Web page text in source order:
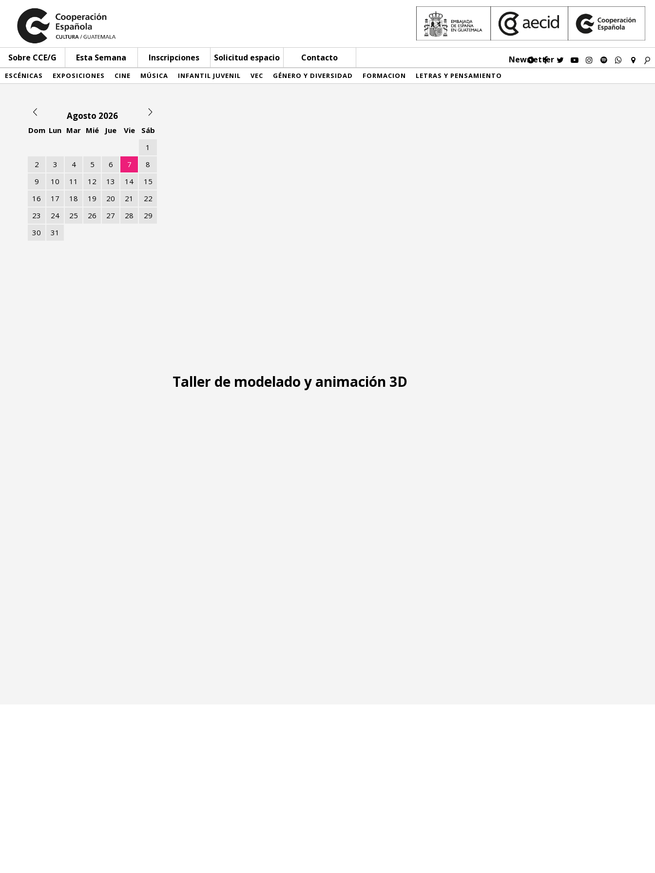
Sobre CCE/G Esta Semana Inscripciones Solicitud espacio Contacto Newsletter
ESCÉNICAS EXPOSICIONES CINE MÚSICA INFANTIL JUVENIL VEC GÉNERO Y DIVERSIDAD FORMACION LETRAS Y PENSAMIENTO
Agosto 2026
Dom Lun Mar Mié Jue Vie
Sáb
1
2
3 4 5 6 7
8
9
10 11 12 13 14
15
16
17 18 19 20 21
22
23
24 25 26 27 28
29
30
31
Taller de modelado y animación 3D